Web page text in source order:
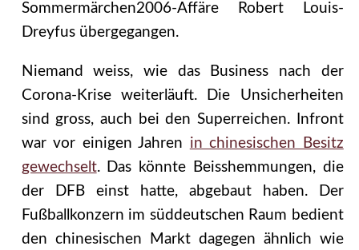
Sommermärchen2006-Affäre Robert Louis-
Dreyfus übergegangen.
Niemand weiss, wie das Business nach der
Corona-Krise weiterläuft. Die Unsicherheiten
sind gross, auch bei den Superreichen. Infront
war vor einigen Jahren in chinesischen Besitz
gewechselt. Das könnte Beisshemmungen, die
der DFB einst hatte, abgebaut haben. Der
Fußballkonzern im süddeutschen Raum bedient
den chinesischen Markt dagegen ähnlich wie